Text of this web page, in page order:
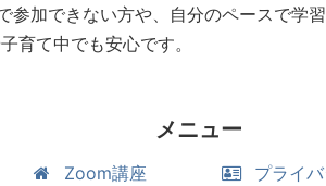
参加できない方や、自分のペースで学
育て中でも安心です。
メニュー
Zoom講座
プライ